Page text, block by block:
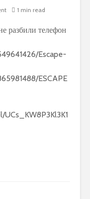
1 min read
разбили телефон
Escape-
ESCAPE